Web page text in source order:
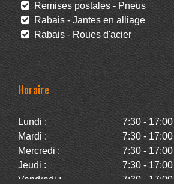
Remises postales - Pneus
Rabais - Jantes en alliage
Rabais - Roues d'acier
Horaire
Lundi :
7:30 - 17:00
Mardi :
7:30 - 17:00
Mercredi :
7:30 - 17:00
Jeudi :
7:30 - 17:00
Vendredi :
7:30 - 17:00